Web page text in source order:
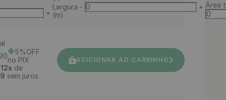
+
Largura
(m)
- + Área
5%OFF
no PIX
12xde
sem juros
ADICIONAR AO CARRINHO